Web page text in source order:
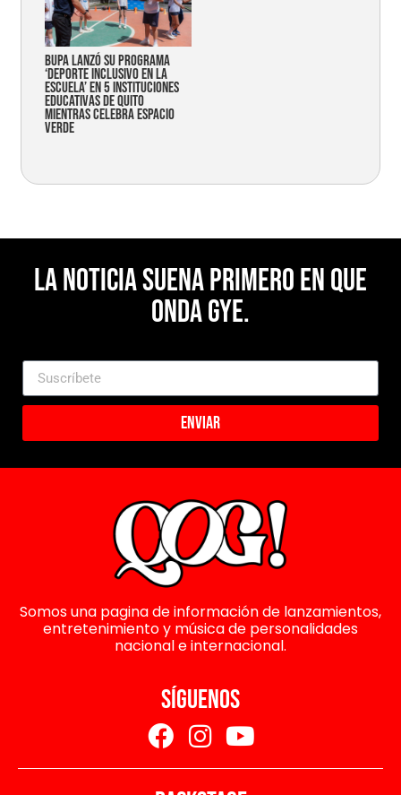
Bupa lanzó su programa
‘Deporte Inclusivo en la
Escuela’ en 5 instituciones
educativas de Quito
mientras celebra espacio
verde
La noticia suena primero en Que
Onda Gye.
Enviar
Somos una pagina de información de lanzamientos,
entretenimiento y música de personalidades
nacional e internacional.
SÍGUENOS